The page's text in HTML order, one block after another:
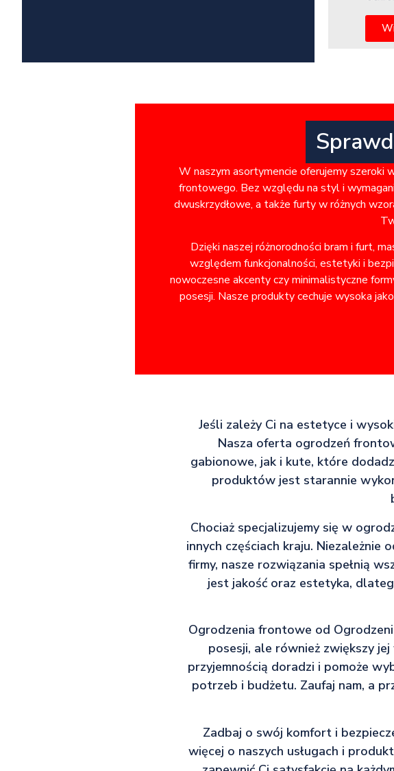
W naszym asortymencie oferujemy szeroki
frontowego. Bez względu na styl i
dwuskrzydłowe, a także furty w różnych
Dzięki naszej różnorodności bram i furt,
względem funkcjonalności, estetyki i
nowoczesne akcenty czy minimalistyczne
posesji. Nasze produkty cechuje wysoka
Jeśli zależy Ci na estetyce i
Nasza oferta ogrodzeń
gabionowe, jak i kute, które
produktów jest starannie
Chociaż specjalizujemy się w
innych częściach kraju.
firmy, nasze rozwiązania spełnią
jest jakość oraz estetyka,
Ogrodzenia frontowe od
posesji, ale również zwiększy
przyjemnością doradzi i pomoże
potrzeb i budżetu. Zaufaj nam, a
Zadbaj o swój komfort i
więcej o naszych usługach i